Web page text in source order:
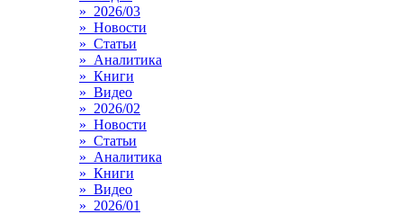
» 2026/03
» Новости
» Статьи
» Аналитика
» Книги
» Видео
» 2026/02
» Новости
» Статьи
» Аналитика
» Книги
» Видео
» 2026/01